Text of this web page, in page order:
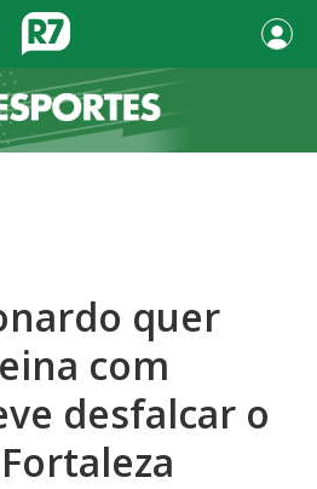
quer
com
desfalcar o